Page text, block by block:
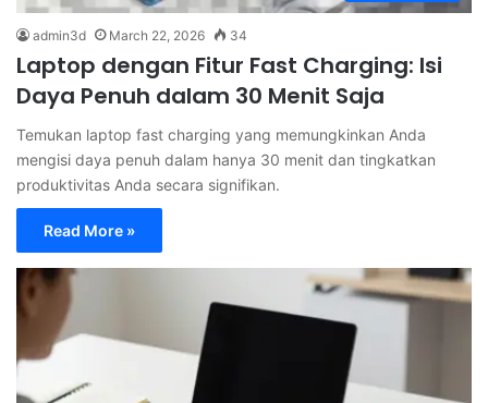
admin3d March 22, 2026 34
Laptop dengan Fitur Fast Charging: Isi
Daya Penuh dalam 30 Menit Saja
Temukan laptop fast charging yang memungkinkan Anda
mengisi daya penuh dalam hanya 30 menit dan tingkatkan
produktivitas Anda secara signifikan.
Read More »